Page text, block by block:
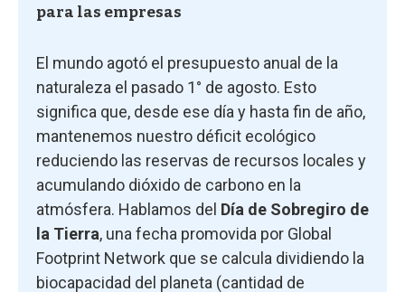
para las empresas
El mundo agotó el presupuesto anual de la
naturaleza el pasado 1° de agosto. Esto
significa que, desde ese día y hasta fin de año,
mantenemos nuestro déficit ecológico
reduciendo las reservas de recursos locales y
acumulando dióxido de carbono en la
atmósfera. Hablamos del Día de Sobregiro de
la Tierra, una fecha promovida por Global
Footprint Network que se calcula dividiendo la
biocapacidad del planeta (cantidad de